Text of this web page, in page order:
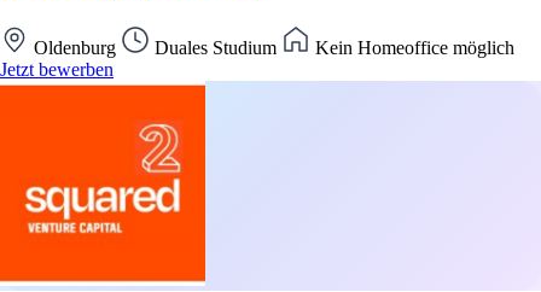
Oldenburg Duales Studium
Kein Homeoffice möglich
Jetzt bewerben